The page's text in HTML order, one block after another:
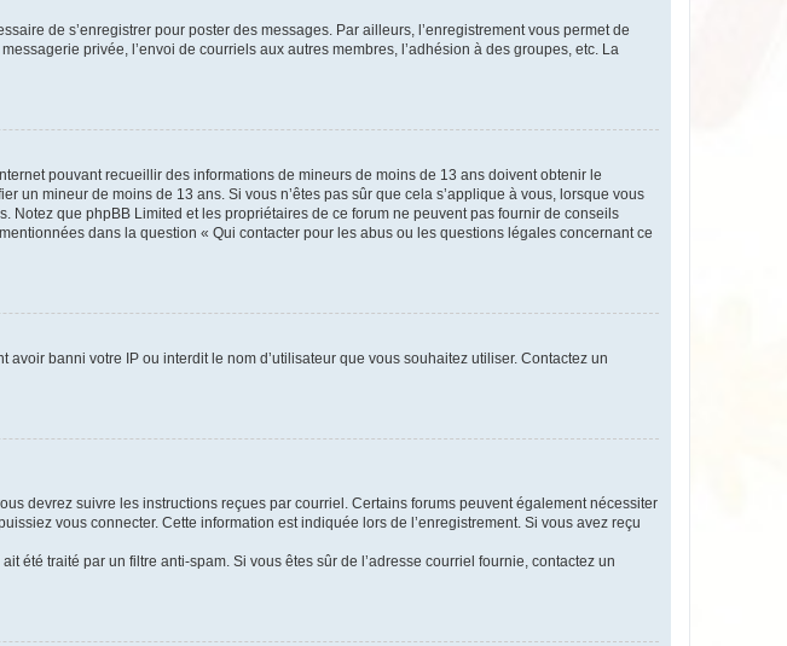
de s’enregistrer pour poster des messages. Par ailleurs, l’enregistrement vous permet de
privée, l’envoi de courriels aux autres membres, l’adhésion à des groupes, etc. La
pouvant recueillir des informations de mineurs de moins de 13 ans doivent obtenir le
un mineur de moins de 13 ans. Si vous n’êtes pas sûr que cela s’applique à vous, lorsque vous
que phpBB Limited et les propriétaires de ce forum ne peuvent pas fournir de conseils
dans la question « Qui contacter pour les abus ou les questions légales concernant ce
banni votre IP ou interdit le nom d’utilisateur que vous souhaitez utiliser. Contactez un
devrez suivre les instructions reçues par courriel. Certains forums peuvent également nécessiter
vous connecter. Cette information est indiquée lors de l’enregistrement. Si vous avez reçu
été traité par un filtre anti-spam. Si vous êtes sûr de l’adresse courriel fournie, contactez un